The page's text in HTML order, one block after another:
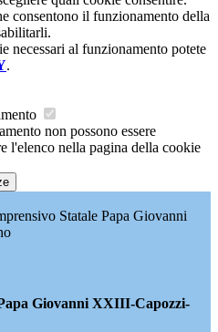
consentono il funzionamento della
necessari al funzionamento potete
.
non possono essere
l'elenco nella pagina della cookie
Statale Papa Giovanni
Giovanni XXIII-Capozzi-